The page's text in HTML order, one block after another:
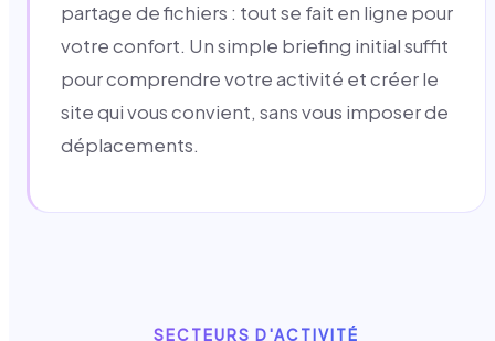
partage de fichiers : tout se fait en ligne pour
votre confort. Un simple briefing initial suffit
pour comprendre votre activité et créer le
site qui vous convient, sans vous imposer de
déplacements.
SECTEURS D'ACTIVITÉ